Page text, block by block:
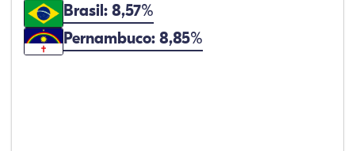
Brasil: 8,57%
Pernambuco: 8,85%